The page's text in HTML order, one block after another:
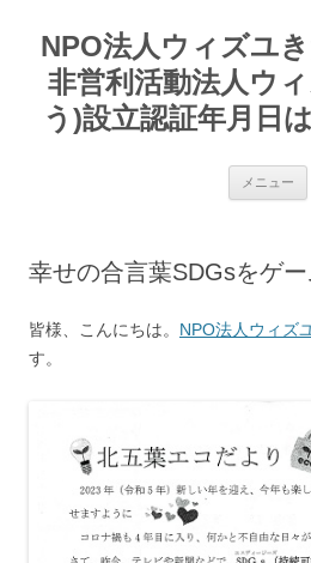
テ
ンNPO法人ウィズユ
非営利活動法人ウ
う)設立認証年月日
メニュー
幸せの合言葉SDGsをゲ
皆様、こんにちは。 NPO法人ウィズ
す。